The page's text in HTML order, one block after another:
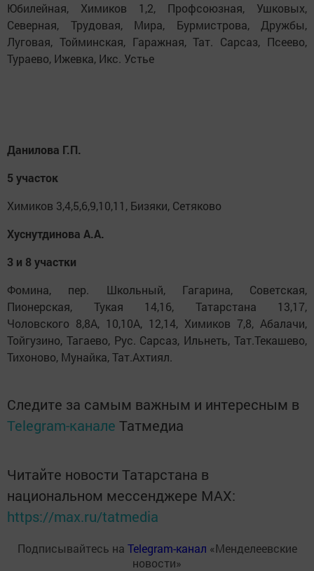
Юбилейная, Химиков 1,2, Профсоюзная, Ушковых,
Северная, Трудовая, Мира, Бурмистрова, Дружбы,
Луговая, Тойминская, Гаражная, Тат. Сарсаз, Псеево,
Тураево, Ижевка, Икс. Устье
Данилова Г.П.
5 участок
Химиков 3,4,5,6,9,10,11, Бизяки, Сетяково
Хуснутдинова А.А.
3 и 8 участки
Фомина, пер. Школьный, Гагарина, Советская,
Пионерская, Тукая 14,16, Татарстана 13,17,
Чоловского 8,8А, 10,10А, 12,14, Химиков 7,8, Абалачи,
Тойгузино, Тагаево, Рус. Сарсаз, Ильнеть, Тат.Текашево,
Тихоново, Мунайка, Тат.Ахтиял.
Следите за самым важным и интересным в
Telegram-канале Татмедиа
Читайте новости Татарстана в
национальном мессенджере MАХ:
https://max.ru/tatmedia
Подписывайтесь на Telegram-канал «Менделеевские
новости»